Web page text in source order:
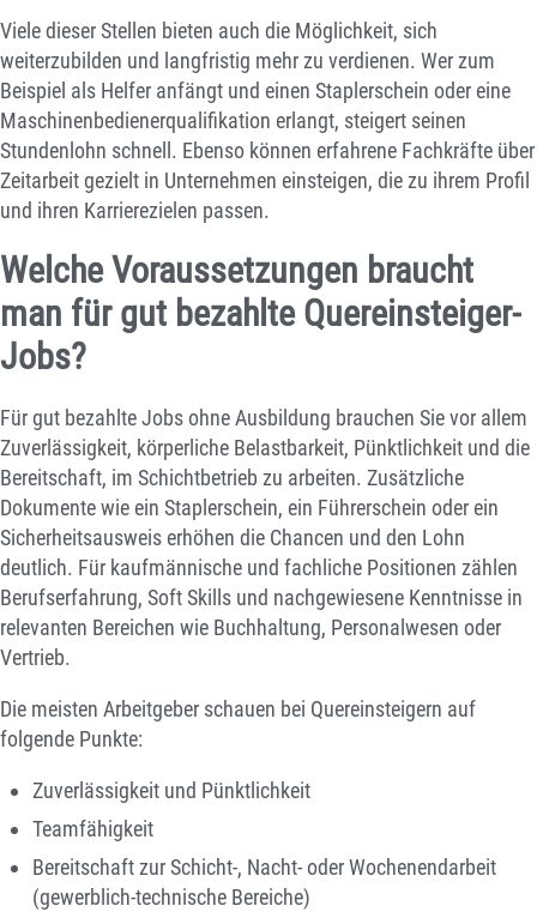
Viele dieser Stellen bieten auch die Möglichkeit, sich
weiterzubilden und langfristig mehr zu verdienen. Wer zum
Beispiel als Helfer anfängt und einen Staplerschein oder eine
Maschinenbedienerqualifikation erlangt, steigert seinen
Stundenlohn schnell. Ebenso können erfahrene Fachkräfte über
Zeitarbeit gezielt in Unternehmen einsteigen, die zu ihrem Profil
und ihren Karrierezielen passen.
Welche Voraussetzungen braucht
man für gut bezahlte Quereinsteiger-
Jobs?
Für gut bezahlte Jobs ohne Ausbildung brauchen Sie vor allem
Zuverlässigkeit, körperliche Belastbarkeit, Pünktlichkeit und die
Bereitschaft, im Schichtbetrieb zu arbeiten. Zusätzliche
Dokumente wie ein Staplerschein, ein Führerschein oder ein
Sicherheitsausweis erhöhen die Chancen und den Lohn
deutlich. Für kaufmännische und fachliche Positionen zählen
Berufserfahrung, Soft Skills und nachgewiesene Kenntnisse in
relevanten Bereichen wie Buchhaltung, Personalwesen oder
Vertrieb.
Die meisten Arbeitgeber schauen bei Quereinsteigern auf
folgende Punkte:
Zuverlässigkeit und Pünktlichkeit
Teamfähigkeit
Bereitschaft zur Schicht-, Nacht- oder Wochenendarbeit
(gewerblich-technische Bereiche)